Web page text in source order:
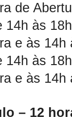
de
às
e às 14h
às
e às 14h
– 12